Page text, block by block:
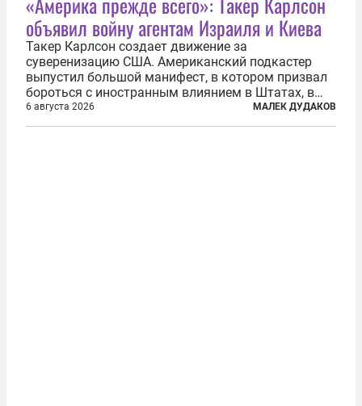
объявил войну агентам Израиля и Киева
Такер Карлсон создает движение за
суверенизацию США. Американский подкастер
выпустил большой манифест, в котором призвал
бороться с иностранным влиянием в Штатах, в
первую очередь имея в виду Израиль. А также
прекратить заморские войны, выплатить
6 августа 2026 МАЛЕК ДУДАКОВ